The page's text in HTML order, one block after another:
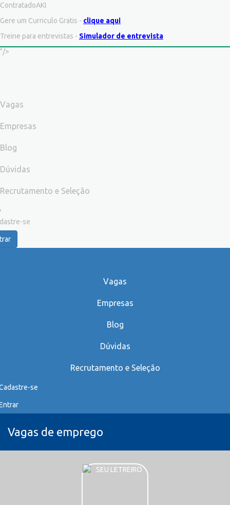
ContratadoAKI
Gere um Curriculo Gratis - clique aqui
Treine para entrevistas - Simulador de entrevista
"/>
Vagas
Empresas
Blog
Dúvidas
Recrutamento e Seleção
se
Vagas
Empresas
Blog
Dúvidas
Recrutamento e Seleção
se
Vagas de emprego